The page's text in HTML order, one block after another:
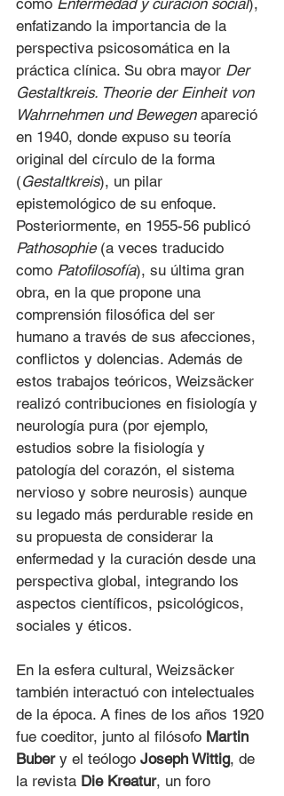
como Enfermedad y curación social),
enfatizando la importancia de la
perspectiva psicosomática en la
práctica clínica. Su obra mayor Der
Gestaltkreis. Theorie der Einheit von
Wahrnehmen und Bewegen apareció
en 1940, donde expuso su teoría
original del círculo de la forma
(Gestaltkreis), un pilar
epistemológico de su enfoque.
Posteriormente, en 1955-56 publicó
Pathosophie (a veces traducido
como Patofilosofía), su última gran
obra, en la que propone una
comprensión filosófica del ser
humano a través de sus afecciones,
conflictos y dolencias. Además de
estos trabajos teóricos, Weizsäcker
realizó contribuciones en fisiología y
neurología pura (por ejemplo,
estudios sobre la fisiología y
patología del corazón, el sistema
nervioso y sobre neurosis) aunque
su legado más perdurable reside en
su propuesta de considerar la
enfermedad y la curación desde una
perspectiva global, integrando los
aspectos científicos, psicológicos,
sociales y éticos.
En la esfera cultural, Weizsäcker
también interactuó con intelectuales
de la época. A fines de los años 1920
fue coeditor, junto al filósofo Martin
Buber y el teólogo Joseph Wittig, de
la revista Die Kreatur, un foro